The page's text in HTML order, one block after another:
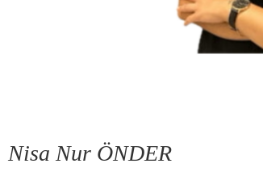
Nisa Nur ÖNDER